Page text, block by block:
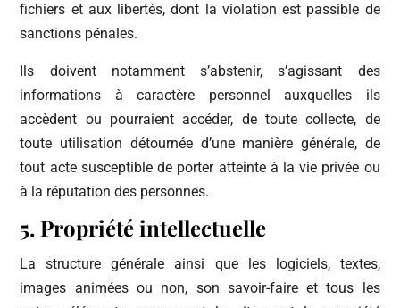
fichiers et aux libertés, dont la violation est passible de
sanctions pénales.
Ils doivent notamment s’abstenir, s’agissant des
informations à caractère personnel auxquelles ils
accèdent ou pourraient accéder, de toute collecte, de
toute utilisation détournée d’une manière générale, de
tout acte susceptible de porter atteinte à la vie privée ou
à la réputation des personnes.
5. Propriété intellectuelle
La structure générale ainsi que les logiciels, textes,
images animées ou non, son savoir-faire et tous les